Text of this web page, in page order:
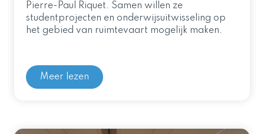
Pierre-Paul Riquet. Samen willen ze
studentprojecten en onderwijsuitwisseling op
het gebied van ruimtevaart mogelijk maken.
Meer lezen